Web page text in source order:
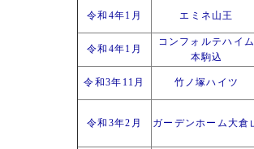
令和4年1月 エミネ山王
令和4年1月
コンフォルテハイ
本駒込
令和3年11月 竹ノ塚ハイツ
令和3年2月 ガーデンホーム大倉